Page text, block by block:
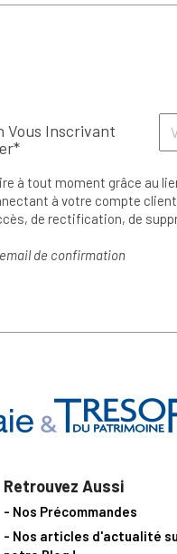
Vous Inscrivant
à tout moment grâce au
à votre compte
de rectification, de
de confirmation
Retrouvez Aussi
- Nos Précommandes
- Nos articles d'actualité